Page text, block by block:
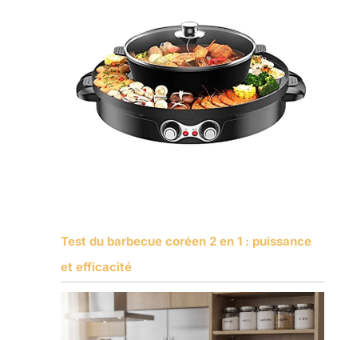
Test du barbecue coréen 2 en 1 : puissance
et efficacité